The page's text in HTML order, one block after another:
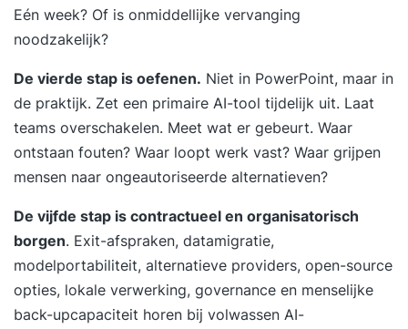
Eén week? Of is onmiddellijke vervanging
noodzakelijk?
De vierde stap is oefenen. Niet in PowerPoint, maar in
de praktijk. Zet een primaire AI-tool tijdelijk uit. Laat
teams overschakelen. Meet wat er gebeurt. Waar
ontstaan fouten? Waar loopt werk vast? Waar grijpen
mensen naar ongeautoriseerde alternatieven?
De vijfde stap is contractueel en organisatorisch
borgen. Exit-afspraken, datamigratie,
modelportabiliteit, alternatieve providers, open-source
opties, lokale verwerking, governance en menselijke
back-upcapaciteit horen bij volwassen AI-